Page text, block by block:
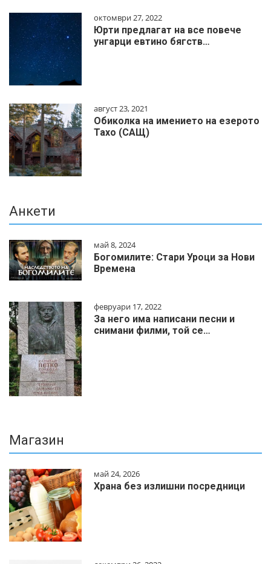
октомври 27, 2022
Юрти предлагат на все повече
унгарци евтино бягств…
август 23, 2021
Обиколка на имението на езерото
Тахо (САЩ)
Анкети
май 8, 2024
Богомилите: Стари Уроци за Нови
Времена
февруари 17, 2022
За него има написани песни и
снимани филми, той се…
Магазин
май 24, 2026
Храна без излишни посредници